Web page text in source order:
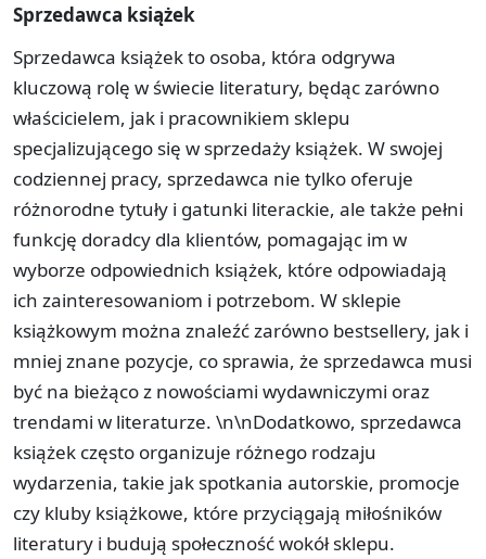
Sprzedawca książek
Sprzedawca książek to osoba, która odgrywa
kluczową rolę w świecie literatury, będąc zarówno
właścicielem, jak i pracownikiem sklepu
specjalizującego się w sprzedaży książek. W swojej
codziennej pracy, sprzedawca nie tylko oferuje
różnorodne tytuły i gatunki literackie, ale także pełni
funkcję doradcy dla klientów, pomagając im w
wyborze odpowiednich książek, które odpowiadają
ich zainteresowaniom i potrzebom. W sklepie
książkowym można znaleźć zarówno bestsellery, jak i
mniej znane pozycje, co sprawia, że sprzedawca musi
być na bieżąco z nowościami wydawniczymi oraz
trendami w literaturze. \n\nDodatkowo, sprzedawca
książek często organizuje różnego rodzaju
wydarzenia, takie jak spotkania autorskie, promocje
czy kluby książkowe, które przyciągają miłośników
literatury i budują społeczność wokół sklepu.